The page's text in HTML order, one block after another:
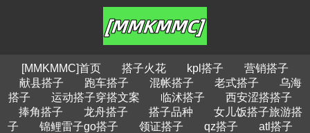
[MMKMMC]首页 搭子火花 kpl搭子
营销搭子
献县搭子
跑车搭子 混帐搭子 老式搭子
乌海
搭子
运动搭子穿搭文案 临沭搭子
西安涩搭搭子
捧角搭子
龙舟搭子 搭子品种
女儿饭搭子旅游搭
子
锦鲤雷子go搭子 领证搭子 qz搭子
atl搭子